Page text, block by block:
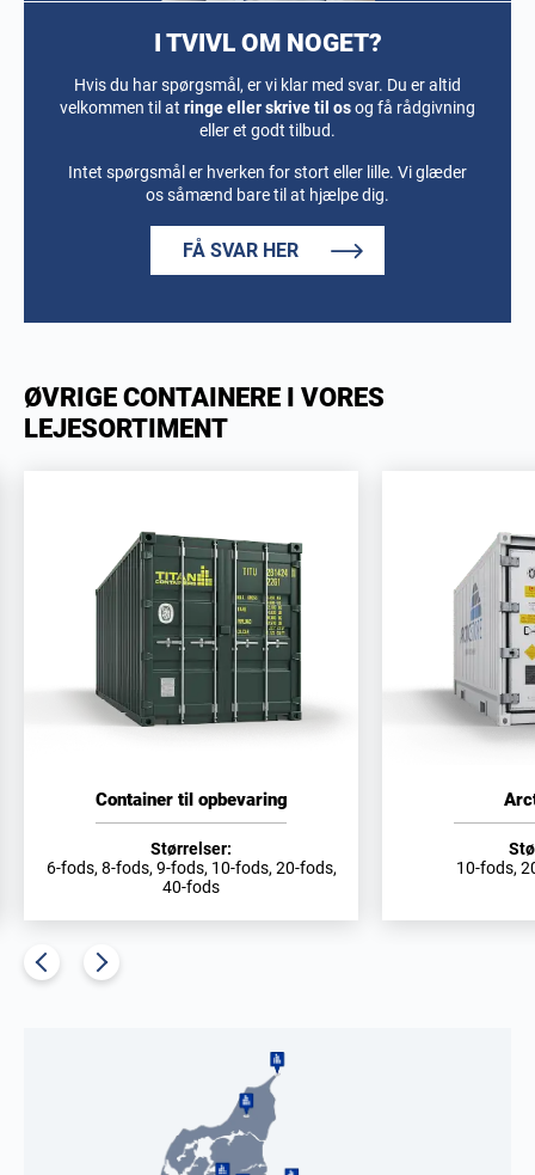
I TVIVL OM NOGET?
Hvis du har spørgsmål, er vi klar med svar. Du er altid
velkommen til at ringe eller skrive til osog få rådgivning
eller et godt tilbud.
Intet spørgsmål er hverken for stort eller lille. Vi glæder
os såmænd bare til at hjælpe dig.
FÅ SVAR HER
ØVRIGE CONTAINERE I VORES
LEJESORTIMENT
Container til opbevaring
Størrelser:
6-fods, 8-fods, 9-fods, 10-fods, 20-fods,
40-fods
10-fods,